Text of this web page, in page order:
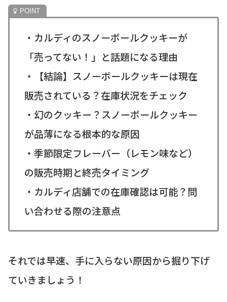
・カルディのスノーボールクッキーが
「売ってない！」と話題になる理由
・【結論】スノーボールクッキーは現在
販売されている？在庫状況をチェック
・幻のクッキー？スノーボールクッキー
が品薄になる根本的な原因
・季節限定フレーバー（レモン味など）
の販売時期と終売タイミング
・カルディ店舗での在庫確認は可能？問
い合わせる際の注意点
それでは早速、手に入らない原因から掘り下げ
ていきましょう！